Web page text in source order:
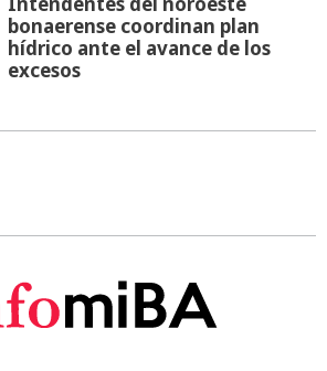
bonaerense coordinan plan
hídrico ante el avance de los
excesos